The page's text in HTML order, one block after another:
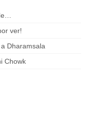
ver!
Dharamsala
Chowk